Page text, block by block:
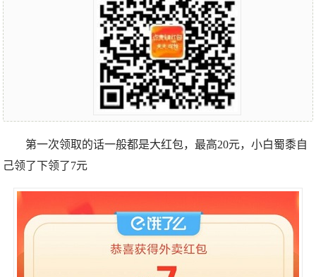
第一次领取的话一般都是大红包，最高20元，小白蜀黍自
己领了下领了7元